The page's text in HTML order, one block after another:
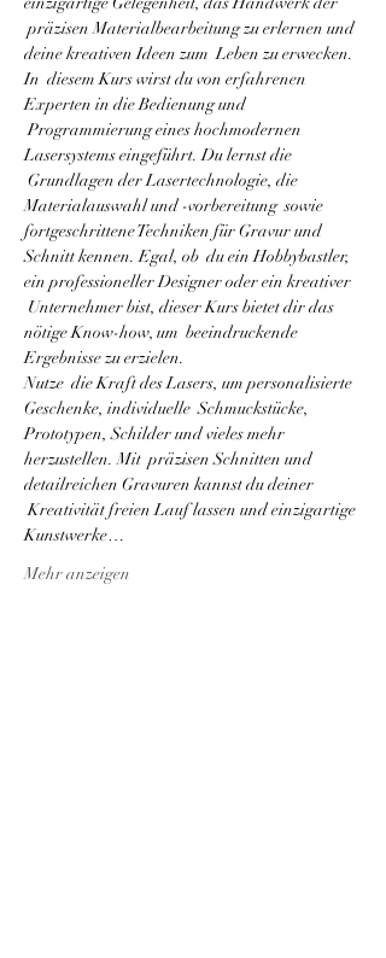
präzisen Materialbearbeitung zu erlernen und
deine kreativen Ideen zum  Leben zu erwecken.
In  diesem Kurs wirst du von erfahrenen
Experten in die Bedienung und
Programmierung eines hochmodernen
Lasersystems eingeführt. Du lernst die
Grundlagen der Lasertechnologie, die
Materialauswahl und -vorbereitung  sowie
fortgeschrittene Techniken für Gravur und
Schnitt kennen. Egal, ob  du ein Hobbybastler,
ein professioneller Designer oder ein kreativer
Unternehmer bist, dieser Kurs bietet dir das
nötige Know-how, um  beeindruckende
Ergebnisse zu erzielen.
Nutze  die Kraft des Lasers, um personalisierte
Geschenke, individuelle  Schmuckstücke,
Prototypen, Schilder und vieles mehr
herzustellen. Mit  präzisen Schnitten und
detailreichen Gravuren kannst du deiner
Kreativität freien Lauf lassen und einzigartige
Kunstwerke…
Mehr anzeigen